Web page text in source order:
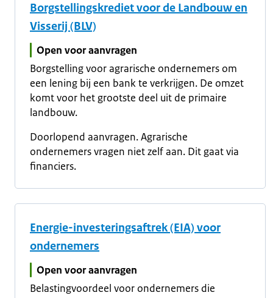
Borgstellingskrediet voor de Landbouw en
Visserij (BLV)
Open voor aanvragen
Borgstelling voor agrarische ondernemers om
een lening bij een bank te verkrijgen. De omzet
komt voor het grootste deel uit de primaire
landbouw.
Doorlopend aanvragen. Agrarische
ondernemers vragen niet zelf aan. Dit gaat via
financiers.
Energie-investeringsaftrek (EIA) voor
ondernemers
Open voor aanvragen
Belastingvoordeel voor ondernemers die